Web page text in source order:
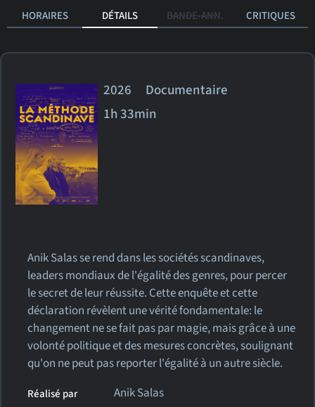
HORAIRES DÉTAILS BANDE-ANN. CRITIQUES
2026 Documentaire
1h 33min
Anik Salas se rend dans les sociétés scandinaves,
leaders mondiaux de l'égalité des genres, pour percer
le secret de leur réussite. Cette enquête et cette
déclaration révèlent une vérité fondamentale: le
changement ne se fait pas par magie, mais grâce à une
volonté politique et des mesures concrètes, soulignant
qu'on ne peut pas reporter l'égalité à un autre siècle.
Réalisé par Anik Salas